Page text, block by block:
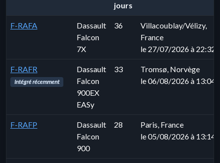
jours
F-RAFA
Dassault
Falcon
7X
36
Villacoublay/Vélizy,
France
le 27/07/2026 à 22:32
F-RAFR
Intégré récemment
Dassault
Falcon
900EX
EASy
33
Tromsø, Norvège
le 06/08/2026 à 13:04
F-RAFP
Dassault
Falcon
900
28
Paris, France
le 05/08/2026 à 13:14